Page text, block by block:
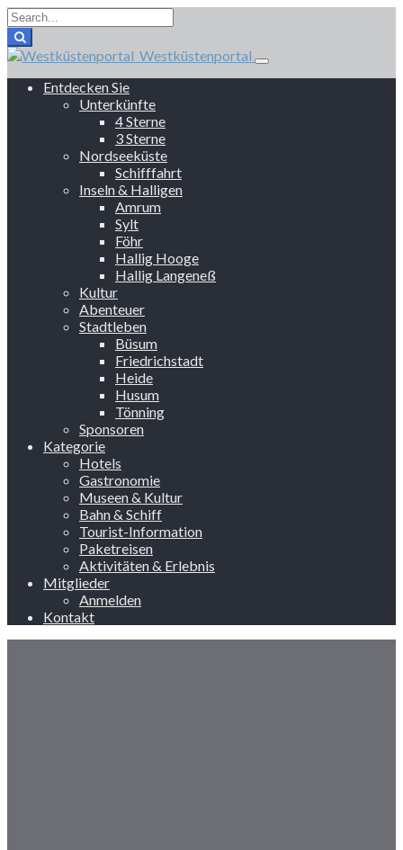
Westküstenportal
Entdecken Sie
Unterkünfte
4 Sterne
3 Sterne
Nordseeküste
Schifffahrt
Inseln & Halligen
Amrum
Sylt
Föhr
Hallig Hooge
Hallig Langeneß
Kultur
Abenteuer
Stadtleben
Büsum
Friedrichstadt
Heide
Husum
Tönning
Sponsoren
Kategorie
Hotels
Gastronomie
Museen & Kultur
Bahn & Schiff
Tourist-Information
Paketreisen
Aktivitäten & Erlebnis
Mitglieder
Anmelden
Kontakt